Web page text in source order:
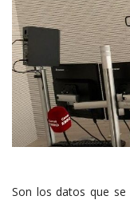
Son los datos que se